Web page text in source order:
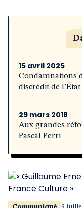
15 avril 2025
Condamnations
discrédit de
29 mars 2018
Aux grandes
Pascal Perri